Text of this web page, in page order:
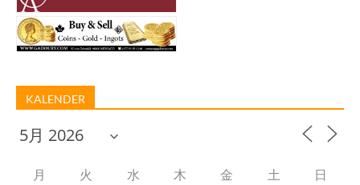
KALENDER
月 火 水 木 金 土 日